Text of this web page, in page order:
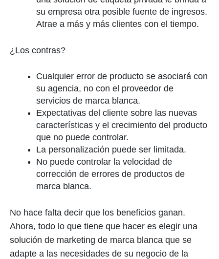
su empresa otra posible fuente de ingresos.
Atrae a más y más clientes con el tiempo.
¿Los contras?
Cualquier error de producto se asociará con
su agencia, no con el proveedor de
servicios de marca blanca.
Expectativas del cliente sobre las nuevas
características y el crecimiento del producto
que no puede controlar.
La personalización puede ser limitada.
No puede controlar la velocidad de
corrección de errores de productos de
marca blanca.
No hace falta decir que los beneficios ganan.
Ahora, todo lo que tiene que hacer es elegir una
solución de marketing de marca blanca que se
adapte a las necesidades de su negocio de la